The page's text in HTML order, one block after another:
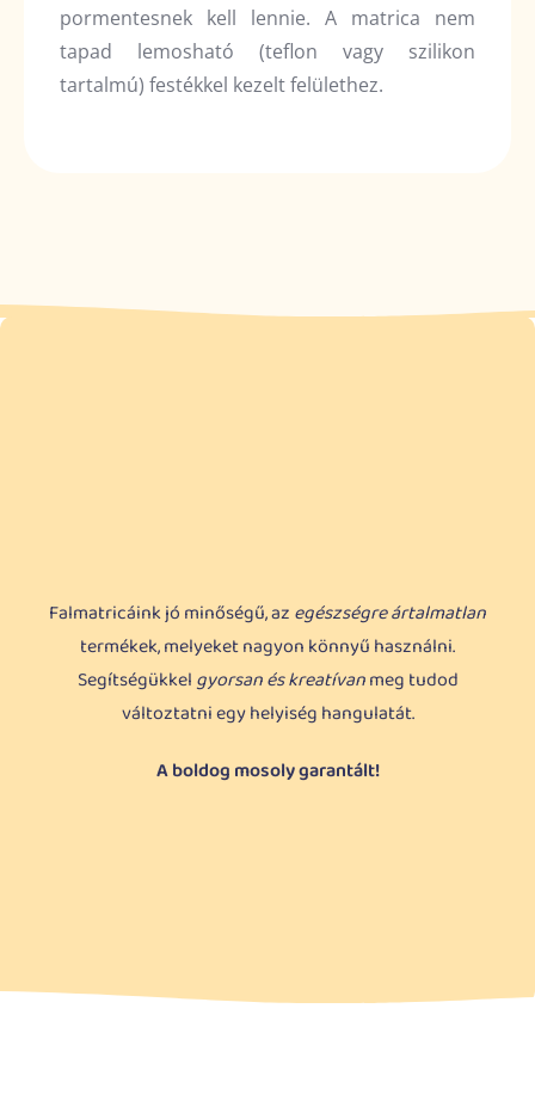
pormentesnek kell lennie. A matrica nem
tapad lemosható (teflon vagy szilikon
tartalmú) festékkel kezelt felülethez.
Falmatricáink jó minőségű, az egészségre ártalmatlan
termékek, melyeket nagyon könnyű használni.
Segítségükkelgyorsan és kreatívanmeg tudod
változtatni egy helyiség hangulatát.
A boldog mosoly garantált!